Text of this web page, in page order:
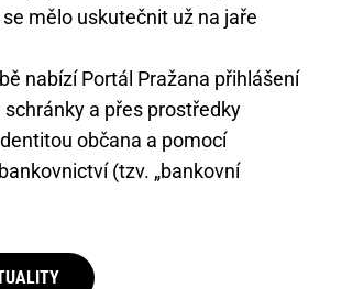
mělo uskutečnit už na jaře
nabízí Portál Pražana přihlášení
a přes prostředky
občana a pomocí
(tzv. „bankovní